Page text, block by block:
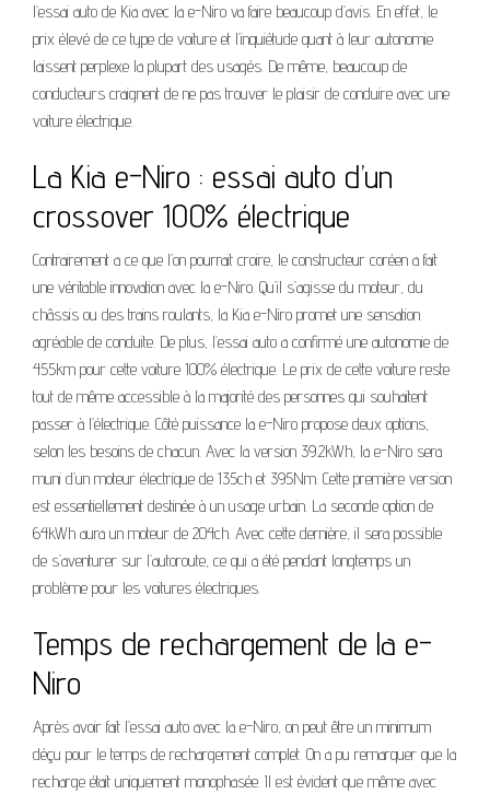
l’essai auto de Kia avec la e-Niro va faire beaucoup d’avis. En effet, le
prix élevé de ce type de voiture et l’inquiétude quant à leur autonomie
laissent perplexe la plupart des usagés. De même, beaucoup de
conducteurs craignent de ne pas trouver le plaisir de conduire avec une
voiture électrique.
La Kia e-Niro : essai auto d’un
crossover 100% électrique
Contrairement a ce que l’on pourrait croire, le constructeur coréen a fait
une véritable innovation avec la e-Niro. Qu’il s’agisse du moteur, du
châssis ou des trains roulants, la Kia e-Niro promet une sensation
agréable de conduite. De plus, l’essai auto a confirmé une autonomie de
455km pour cette voiture 100% électrique. Le prix de cette voiture reste
tout de même accessible à la majorité des personnes qui souhaitent
passer à l’électrique. Côté puissance la e-Niro propose deux options,
selon les besoins de chacun. Avec la version 39.2kWh, la e-Niro sera
muni d’un moteur électrique de 135ch et 395Nm. Cette première version
est essentiellement destinée à un usage urbain. La seconde option de
64kWh aura un moteur de 204ch. Avec cette dernière, il sera possible
de s’aventurer sur l’autoroute, ce qui a été pendant longtemps un
problème pour les voitures électriques.
Temps de rechargement de la e-
Niro
Après avoir fait l’essai auto avec la e-Niro, on peut être un minimum
déçu pour le temps de rechargement complet. On a pu remarquer que la
recharge était uniquement monophasée. Il est évident que même avec